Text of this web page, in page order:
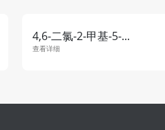
4,6-二氯-2-甲基-5-...
查看详细